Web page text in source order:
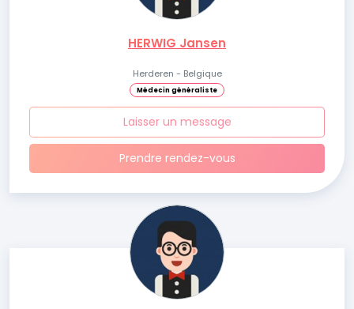
HERWIG Jansen
Herderen - Belgique
Médecin généraliste
Laisser un message
Prendre rendez-vous